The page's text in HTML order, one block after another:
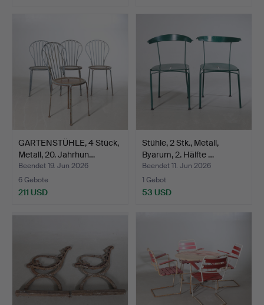
GARTENSTÜHLE, 4 Stück,
Metall, 20. Jahrhun…
Beendet 19. Jun 2026
6 Gebote
211 USD
Stühle, 2 Stk., Metall,
Byarum, 2. Hälfte …
Beendet 11. Jun 2026
1 Gebot
53 USD